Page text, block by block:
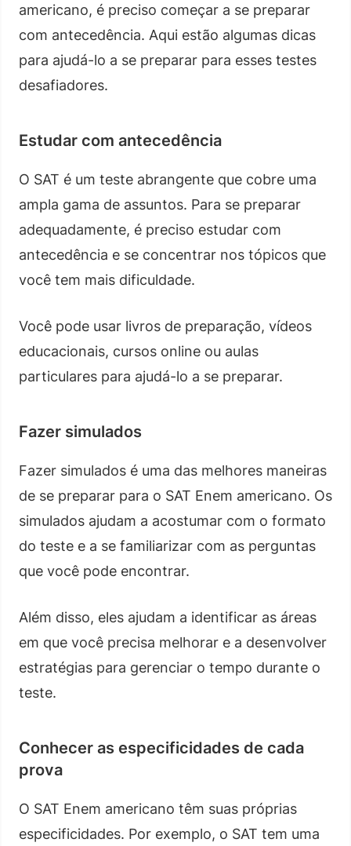
americano, é preciso começar a se preparar
com antecedência. Aqui estão algumas dicas
para ajudá-lo a se preparar para esses testes
desafiadores.
Estudar com antecedência
O SAT é um teste abrangente que cobre uma
ampla gama de assuntos. Para se preparar
adequadamente, é preciso estudar com
antecedência e se concentrar nos tópicos que
você tem mais dificuldade.
Você pode usar livros de preparação, vídeos
educacionais, cursos online ou aulas
particulares para ajudá-lo a se preparar.
Fazer simulados
Fazer simulados é uma das melhores maneiras
de se preparar para o SAT Enem americano. Os
simulados ajudam a acostumar com o formato
do teste e a se familiarizar com as perguntas
que você pode encontrar.
Além disso, eles ajudam a identificar as áreas
em que você precisa melhorar e a desenvolver
estratégias para gerenciar o tempo durante o
teste.
Conhecer as especificidades de cada
prova
O SAT Enem americano têm suas próprias
especificidades. Por exemplo, o SAT tem uma